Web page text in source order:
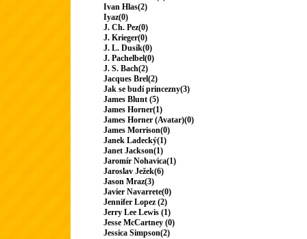
Ivan Hlas(2)
Iyaz(0)
J. Ch. Pez(0)
J. Krieger(0)
J. L. Dusík(0)
J. Pachelbel(0)
J. S. Bach(2)
Jacques Brel(2)
Jak se budí princezny(3)
James Blunt (5)
James Horner(1)
James Horner (Avatar)(0)
James Morrison(0)
Janek Ladecký(1)
Janet Jackson(1)
Jaromír Nohavica(1)
Jaroslav Ježek(6)
Jason Mraz(3)
Javier Navarrete(0)
Jennifer Lopez (2)
Jerry Lee Lewis (1)
Jesse McCartney (0)
Jessica Simpson(2)